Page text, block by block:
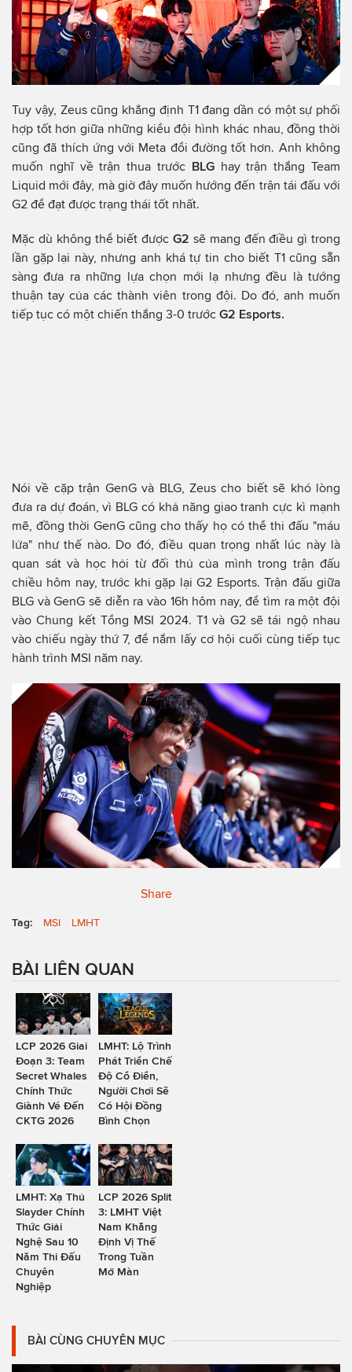
Tuy vậy, Zeus cũng khẳng định T1 đang dần có một sự phối
hợp tốt hơn giữa những kiểu đội hình khác nhau, đồng thời
cũng đã thích ứng với Meta đổi đường tốt hơn. Anh không
muốn nghĩ về trận thua trước BLG hay trận thắng Team
Liquid mới đây, mà giờ đây muốn hướng đến trận tái đấu với
G2 để đạt được trạng thái tốt nhất.
Mặc dù không thể biết được G2 sẽ mang đến điều gì trong
lần gặp lại này, nhưng anh khá tự tin cho biết T1 cũng sẵn
sàng đưa ra những lựa chọn mới lạ nhưng đều là tướng
thuận tay của các thành viên trong đội. Do đó, anh muốn
tiếp tục có một chiến thắng 3-0 trước G2 Esports.
Nói về cặp trận GenG và BLG, Zeus cho biết sẽ khó lòng
đưa ra dự đoán, vì BLG có khả năng giao tranh cực kì mạnh
mẽ, đồng thời GenG cũng cho thấy họ có thể thi đấu "máu
lửa" như thế nào. Do đó, điều quan trọng nhất lúc này là
quan sát và học hỏi từ đối thủ của mình trong trận đấu
chiều hôm nay, trước khi gặp lại G2 Esports. Trận đấu giữa
BLG và GenG sẽ diễn ra vào 16h hôm nay, để tìm ra một đội
vào Chung kết Tổng MSI 2024. T1 và G2 sẽ tái ngộ nhau
vào chiếu ngày thứ 7, để nắm lấy cơ hội cuối cùng tiếp tục
hành trình MSI năm nay.
Share
Tag: MSI LMHT
BÀI LIÊN QUAN
LCP 2026 Giai
Đoạn 3: Team
Secret Whales
Chính Thức
Giành Vé Đến
CKTG 2026
LMHT: Lộ Trình
Phát Triển Chế
Độ Cổ Điển,
Người Chơi Sẽ
Có Hội Đồng
Bình Chọn
LMHT: Xạ Thủ
Slayder Chính
Thức Giải
Nghệ Sau 10
Năm Thi Đấu
Chuyên
Nghiệp
LCP 2026 Split
3: LMHT Việt
Nam Khẳng
Định Vị Thế
Trong Tuần
Mở Màn
BÀI CÙNG CHUYÊN MỤC